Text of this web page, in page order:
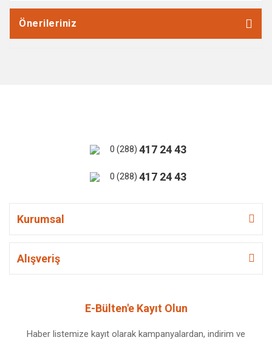
Önerileriniz
0 (288) 417 24 43
0 (288) 417 24 43
Kurumsal
Alışveriş
E-Bülten'e Kayıt Olun
Haber listemize kayıt olarak kampanyalardan, indirim ve